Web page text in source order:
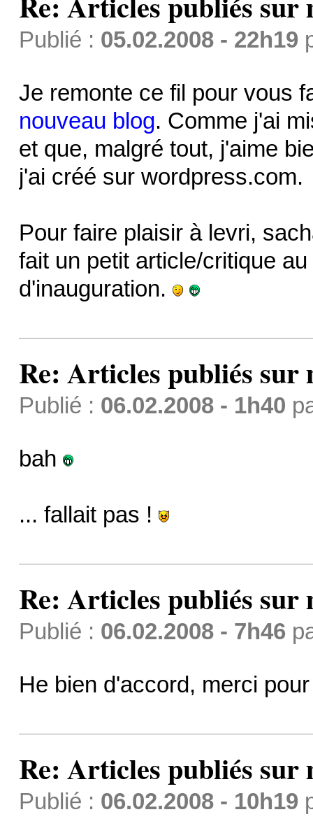
Publié : 05.02.2008 - 22h19
Je remonte ce fil pour vous
nouveau blog. Comme j'ai
et que, malgré tout, j'aime
j'ai créé sur wordpress.com.
Pour faire plaisir à levri,
fait un petit article/critique
d'inauguration.
Re: Articles publiés sur
Publié : 06.02.2008 - 1h40
bah
... fallait pas !
Re: Articles publiés sur
Publié : 06.02.2008 - 7h46
He bien d'accord, merci
Re: Articles publiés sur
Publié : 06.02.2008 - 10h19